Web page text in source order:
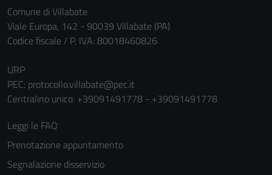
Comune di Villabate
Viale Europa, 142 - 90039 Villabate (PA)
Codice fiscale / P. IVA: 80018460826
URP
PEC: protocollo.villabate@pec.it
Centralino unico: +39091491778 - +39091491778
Leggi le FAQ
Prenotazione appuntamento
Segnalazione disservizio
Questi cookie
non raccolgono